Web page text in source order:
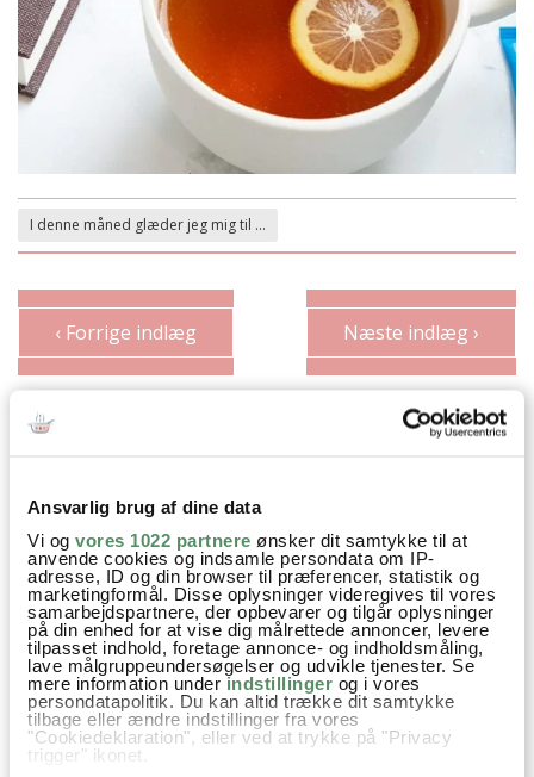
Ansvarlig brug af dine data
Vi og vores 1022 partnere ønsker dit samtykke til at
anvende cookies og indsamle persondata om IP-
adresse, ID og din browser til præferencer, statistik og
marketingformål. Disse oplysninger videregives til vores
samarbejdspartnere, der opbevarer og tilgår oplysninger
på din enhed for at vise dig målrettede annoncer, levere
tilpasset indhold, foretage annonce- og indholdsmåling,
lave målgruppeundersøgelser og udvikle tjenester. Se
mere information underindstillinger og i vores
persondatapolitik. Du kan altid trække dit samtykke
tilbage eller ændre indstillinger fra vores
"Cookiedeklaration", eller ved at trykke på "Privacy
trigger" ikonet.
I denne måned glæder jeg mig til ...
‹ Forrige indlæg Næste indlæg ›
Har du spørgsmål til opskriften eller lyst til at sende en sød
hilsen, så kan du skrive til mig i kommentarfeltet herunder.
Du kan måske finde svaret på dit spørgsmål i kommentarfeltet,
hvis det allerede er stillet og besvaret - eller du kan kigge på
denne side, hvor jeg giver svar på mange 'ofte stillede
spørgsmål' til min opskrifter.
20 KOMMENTARER